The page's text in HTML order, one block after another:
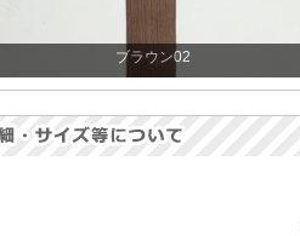
ブラウン02